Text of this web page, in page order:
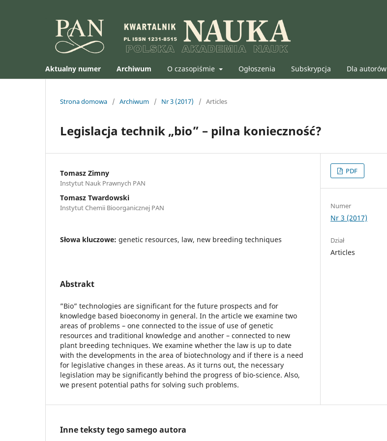
Aktualny numer Archiwum O czasopiśmie Ogłoszenia Subskrypcja Dla autorów
Strona domowa / Archiwum / Nr 3 (2017) / Articles
Legislacja technik „bio” – pilna konieczność?
Tomasz Zimny
Instytut Nauk Prawnych PAN
Tomasz Twardowski
Instytut Chemii Bioorganicznej PAN
Słowa kluczowe: genetic resources, law, new breeding techniques
Abstrakt
”Bio” technologies are significant for the future prospects and for
knowledge based bioeconomy in general. In the article we examine two
areas of problems – one connected to the issue of use of genetic
resources and traditional knowledge and another – connected to new
plant breeding techniques. We examine whether the law is up to date
with the developments in the area of biotechnology and if there is a need
for legislative changes in these areas. As it turns out, the necessary
legislation may be significantly behind the progress of bio-science. Also,
we present potential paths for solving such problems.
PDF
Numer
Nr 3 (2017)
Dział
Articles
Inne teksty tego samego autora